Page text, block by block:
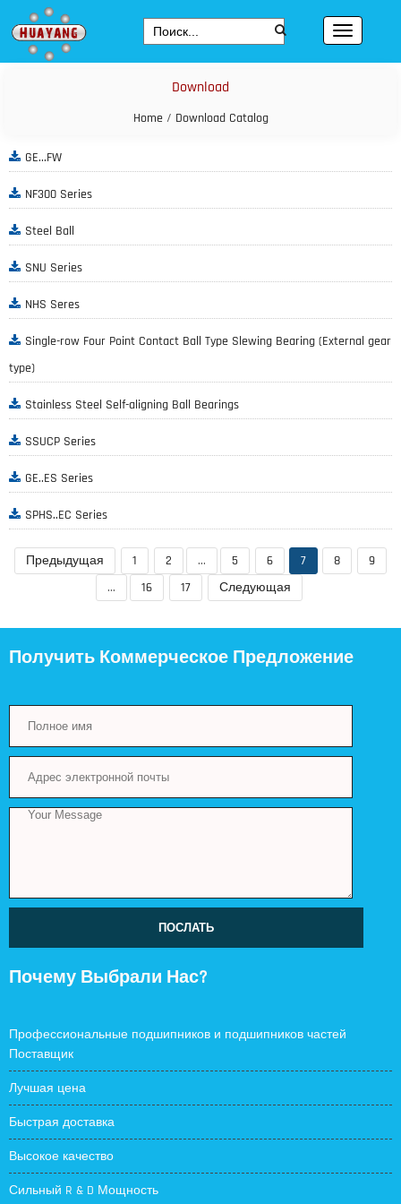
Download
Home/ Download Catalog
GE...FW
NF300 Series
Steel Ball
SNU Series
NHS Seres
Single-row Four Point Contact Ball Type Slewing Bearing (External gear
type)
Stainless Steel Self-aligning Ball Bearings
SSUCP Series
GE..ES Series
SPHS..EC Series
Предыдущая 1 2 ... 5 6 7 8
9
...
16 17 Следующая
Получить Коммерческое Предложение
ПОСЛАТЬ
Почему Выбрали Нас?
Профессиональные подшипников и подшипников частей
Поставщик
Лучшая цена
Быстрая доставка
Высокое качество
Сильный R & D Мощность